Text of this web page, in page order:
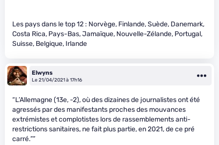
Les pays dans le top 12 : Norvège, Finlande, Suède, Danemark,
Costa Rica, Pays-Bas, Jamaïque, Nouvelle-Zélande, Portugal,
Suisse, Belgique, Irlande
Elwyns
Le 21/04/2021 à 17h16
“L’Allemagne (13e, -2), où des dizaines de journalistes ont été
agressés par des manifestants proches des mouvances
extrémistes et complotistes lors de rassemblements anti-
restrictions sanitaires, ne fait plus partie, en 2021, de ce pré
carré.””